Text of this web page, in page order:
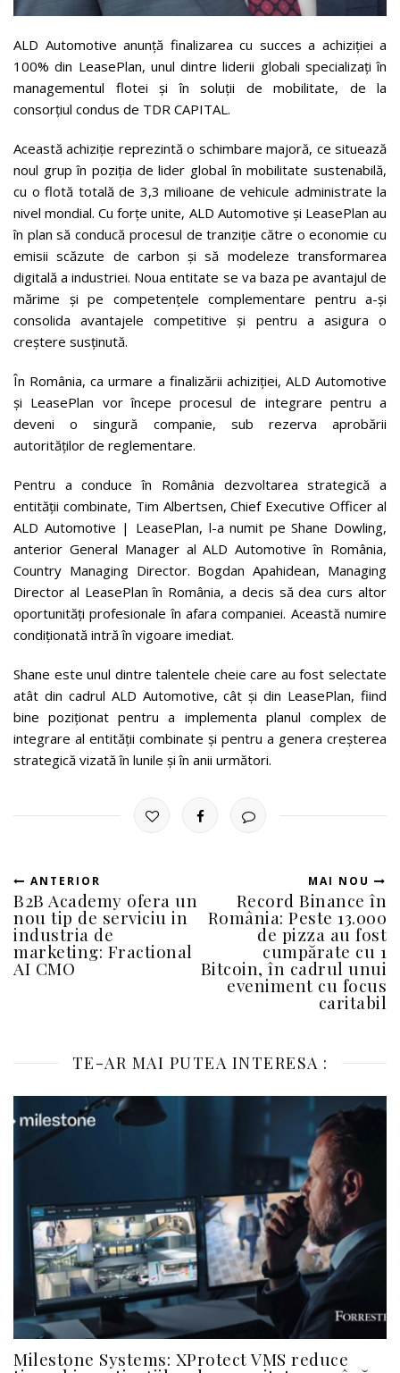
ALD Automotive anunță finalizarea cu succes a achiziției a
100% din LeasePlan, unul dintre liderii globali specializați în
managementul flotei și în soluții de mobilitate, de la
consorțiul condus de TDR CAPITAL.
Această achiziție reprezintă o schimbare majoră, ce situează
noul grup în poziția de lider global în mobilitate sustenabilă,
cu o flotă totală de 3,3 milioane de vehicule administrate la
nivel mondial. Cu forțe unite, ALD Automotive și LeasePlan au
în plan să conducă procesul de tranziție către o economie cu
emisii scăzute de carbon și să modeleze transformarea
digitală a industriei. Noua entitate se va baza pe avantajul de
mărime și pe competențele complementare pentru a-și
consolida avantajele competitive și pentru a asigura o
creștere susținută.
În România, ca urmare a finalizării achiziției, ALD Automotive
și LeasePlan vor începe procesul de integrare pentru a
deveni o singură companie, sub rezerva aprobării
autorităților de reglementare.
Pentru a conduce în România dezvoltarea strategică a
entității combinate, Tim Albertsen, Chief Executive Officer al
ALD Automotive | LeasePlan, l-a numit pe Shane Dowling,
anterior General Manager al ALD Automotive în România,
Country Managing Director. Bogdan Apahidean, Managing
Director al LeasePlan în România, a decis să dea curs altor
oportunități profesionale în afara companiei. Această numire
condiționată intră în vigoare imediat.
Shane este unul dintre talentele cheie care au fost selectate
atât din cadrul ALD Automotive, cât și din LeasePlan, fiind
bine poziționat pentru a implementa planul complex de
integrare al entității combinate și pentru a genera creșterea
strategică vizată în lunile și în anii următori.
ANTERIOR
B2B Academy ofera un
nou tip de serviciu in
industria de
marketing: Fractional
AI CMO
MAI NOU
Record Binance în
România: Peste 13.000
de pizza au fost
cumpărate cu 1
Bitcoin, în cadrul unui
eveniment cu focus
caritabil
TE-AR MAI PUTEA INTERESA :
Milestone Systems: XProtect VMS reduce